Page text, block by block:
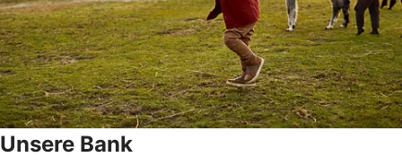
Unsere Bank